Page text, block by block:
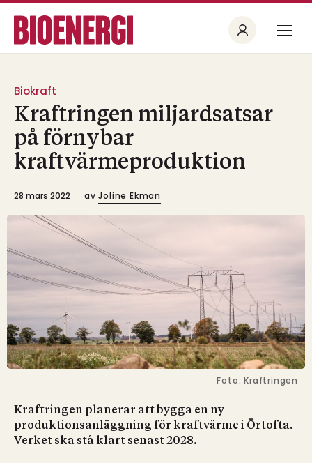
Biokraft
Kraftringen miljardsatsar
på förnybar
kraftvärmeproduktion
28 mars 2022 av Joline Ekman
Foto: Kraftringen
Kraftringen planerar att bygga en ny
produktionsanläggning för kraftvärme i Örtofta.
Verket ska stå klart senast 2028.